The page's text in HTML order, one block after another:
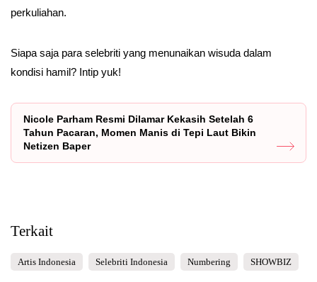
perkuliahan.
Siapa saja para selebriti yang menunaikan wisuda dalam
kondisi hamil? Intip yuk!
Nicole Parham Resmi Dilamar Kekasih Setelah 6
Tahun Pacaran, Momen Manis di Tepi Laut Bikin
Netizen Baper
Terkait
Artis Indonesia Selebriti Indonesia Numbering SHOWBIZ